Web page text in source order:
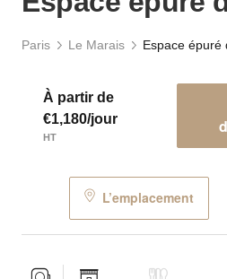
Paris Le Marais Espace épuré
À partir de
€1,180/jour
HT
L’emplacement